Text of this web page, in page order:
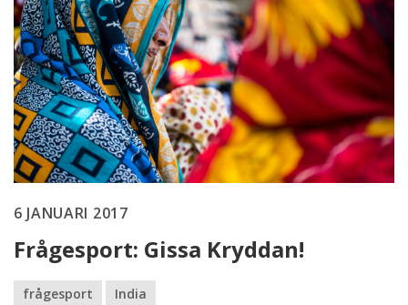
6 JANUARI 2017
Frågesport: Gissa Kryddan!
frågesport India